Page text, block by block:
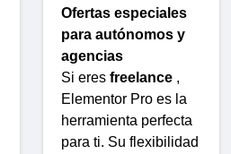
Ofertas especiales
para autónomos y
agencias
Si eres freelance ,
Elementor Pro es la
herramienta perfecta
para ti. Su flexibilidad